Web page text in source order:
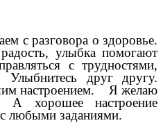
с разговора о здоровье.
улыбка помогают
с трудностями,
друг другу.
настроением. Я желаю
хорошее настроение
любыми заданиями.